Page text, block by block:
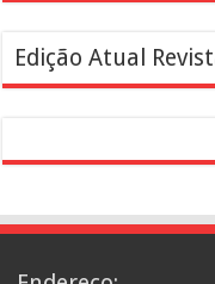
Edição Atual